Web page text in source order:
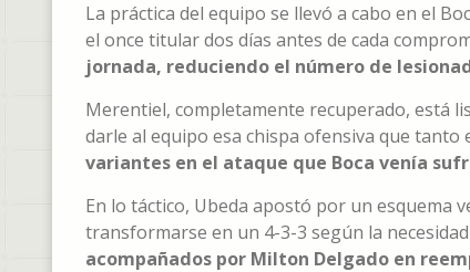
La práctica del equipo se llevó a cabo en el
el once titular dos días antes de cada
jornada, reduciendo el número de
Merentiel, completamente recuperado, está
darle al equipo esa chispa ofensiva que tanto
variantes en el ataque que Boca venía
En lo táctico, Ubeda apostó por un esquema
transformarse en un 4-3-3 según la
acompañados por Milton Delgado en